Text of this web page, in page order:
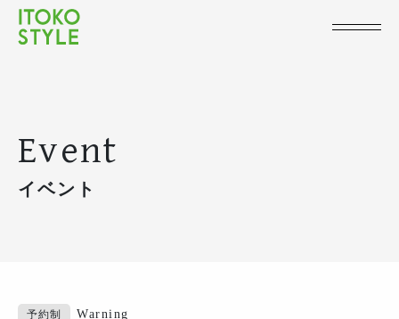
Event
イベント
予約制
Warning